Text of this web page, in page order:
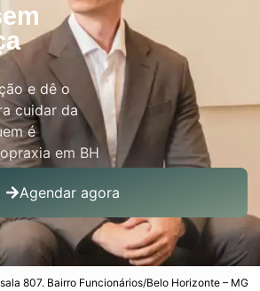
e dê o
cuidar da
é
em BH
Agendar agora
807. Bairro Funcionários/Belo Horizonte – MG